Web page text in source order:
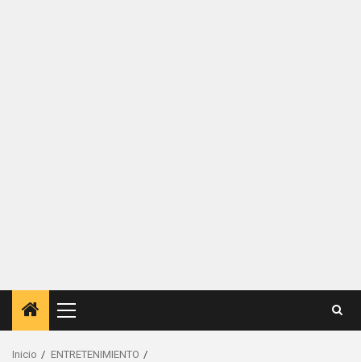
Menú
principal
Inicio
ENTRETENIMIENTO